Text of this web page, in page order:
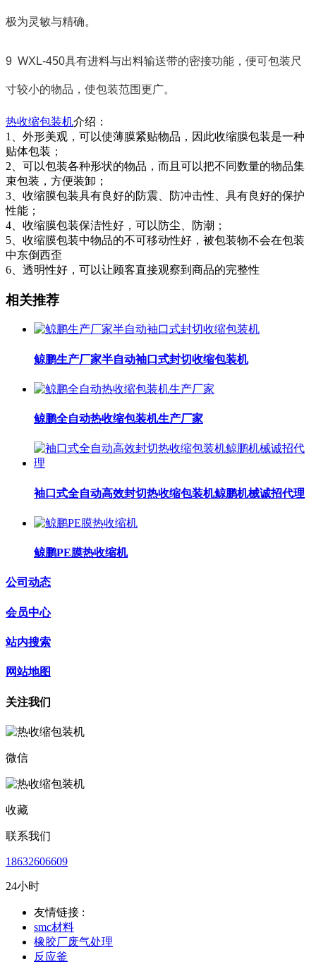
极为灵敏与精确。
9 WXL-450具有进料与出料输送带的密接功能，便可包装尺
寸较小的物品，使包装范围更广。
热收缩包装机介绍：
1、外形美观，可以使薄膜紧贴物品，因此收缩膜包装是一种
贴体包装；
2、可以包装各种形状的物品，而且可以把不同数量的物品集
束包装，方便装卸；
3、收缩膜包装具有良好的防震、防冲击性、具有良好的保护
性能；
4、收缩膜包装保洁性好，可以防尘、防潮；
5、收缩膜包装中物品的不可移动性好，被包装物不会在包装
中东倒西歪
6、透明性好，可以让顾客直接观察到商品的完整性
相关推荐
鲸鹏生产厂家半自动袖口式封切收缩包装机
鲸鹏全自动热收缩包装机生产厂家
袖口式全自动高效封切热收缩包装机鲸鹏机械诚招代理
鲸鹏PE膜热收缩机
公司动态
会员中心
站内搜索
网站地图
关注我们
微信
收藏
联系我们
18632606609
24小时
友情链接 :
smc材料
橡胶厂废气处理
反应釜